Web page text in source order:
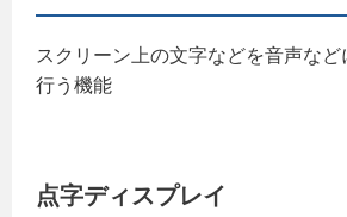
スクリーン上の文字などを音声な
行う機能
点字ディスプレイ